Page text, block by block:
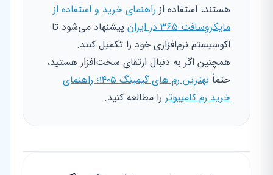
هستند، استفاده از راهنمای خرید و استفاده از
مایکروسافت ۳۶۵ در ایران
پیشنهاد می‌شود تا
اکوسیستم نرم‌افزاری خود را تکمیل کنند.
همچنین اگر به دنبال ارتقای سخت‌افزار هستید،
حتماً
بهترین رم های گیمینگ ۱۴۰۵؛ راهنمای
خرید رم کامپیوتر را مطالعه کنید.